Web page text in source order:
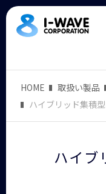
HOME 取扱い製品
ハイブリッド集積型
ハイブ